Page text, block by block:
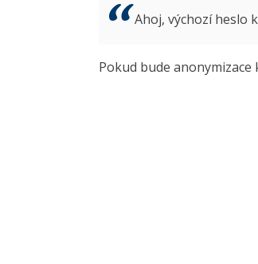
Ahoj, výchozí heslo
Pokud bude